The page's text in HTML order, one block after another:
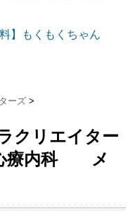
】もくもくちゃん
ーズ >
クリエイター
療内科 メ